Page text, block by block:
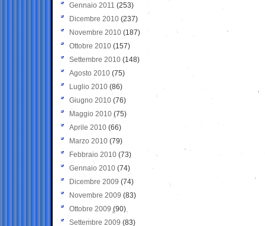
Gennaio 2011 (253)
Dicembre 2010 (237)
Novembre 2010 (187)
Ottobre 2010 (157)
Settembre 2010 (148)
Agosto 2010 (75)
Luglio 2010 (86)
Giugno 2010 (76)
Maggio 2010 (75)
Aprile 2010 (66)
Marzo 2010 (79)
Febbraio 2010 (73)
Gennaio 2010 (74)
Dicembre 2009 (74)
Novembre 2009 (83)
Ottobre 2009 (90)
Settembre 2009 (83)